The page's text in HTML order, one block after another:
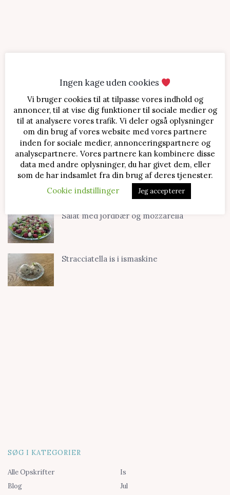
SENESTE OPSKRIFTER
Jordbærtærte med mascarponecreme
Klassisk cheesecake med kirsebær
Salat med jordbær og mozzarella
Stracciatella is i ismaskine
SØG I KATEGORIER
Alle Opskrifter
Blog
Is
Jul
Ingen kage uden cookies
Vi bruger cookies til at tilpasse vores indhold og
annoncer, til at vise dig funktioner til sociale medier og
til at analysere vores trafik. Vi deler også oplysninger
om din brug af vores website med vores partnere
inden for sociale medier, annonceringspartnere og
analysepartnere. Vores partnere kan kombinere disse
data med andre oplysninger, du har givet dem, eller
som de har indsamlet fra din brug af deres tjenester.
Cookie indstillinger
Jeg accepterer